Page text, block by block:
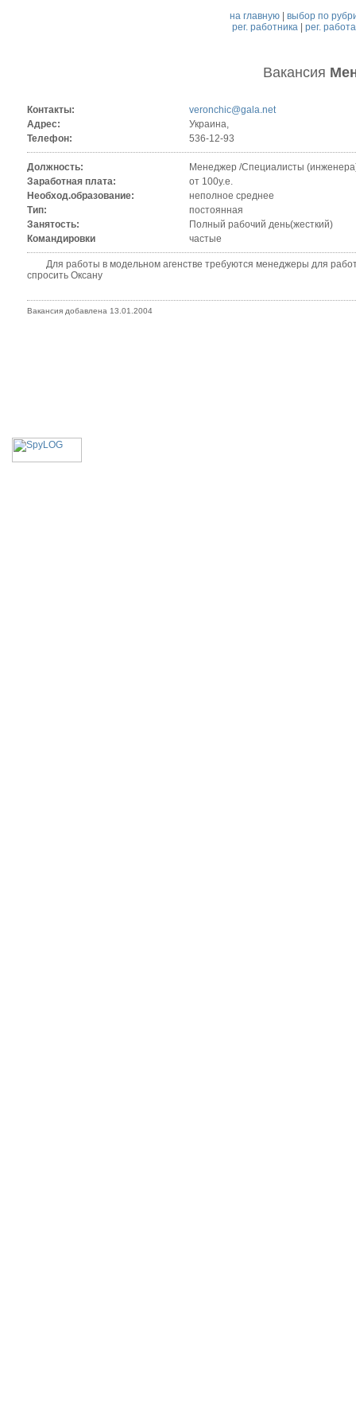
на главную |выбор по
рег. работника| рег.
Вакансия
Контакты:
veronchic@gala.net
Адрес:
Украина,
Телефон:
536-12-93
Должность:
Менеджер /Специалисты
Заработная плата:
от 100у.е.
Необход.образование:
неполное среднее
Тип:
постоянная
Занятость:
Полный рабочий день(жесткий)
Командировки
частые
Для работы в модельном агенстве требуются менеджеры для
спросить Оксану
Вакансия добавлена 13.01.2004